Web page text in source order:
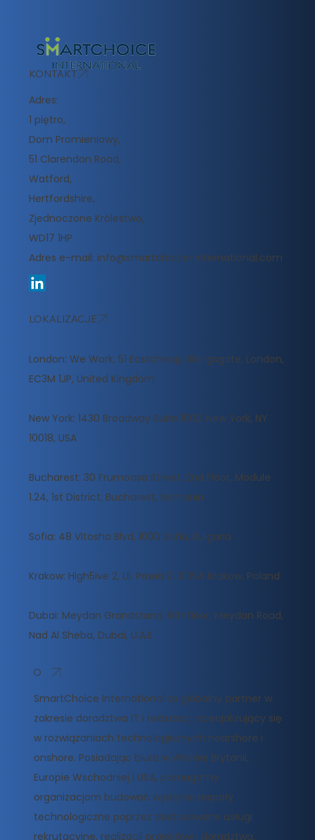
KONTAKT
Adres:
1 piętro,
Dom Promieniowy,
51 Clarendon Road,
Watford,
Hertfordshire,
Zjednoczone Królestwo,
WD17 1HP
Adres e-mail: info@smartchoice-international.com
LOKALIZACJE
London: We Work, 51 Eastcheap, Billingsgate, London,
EC3M 1JP, United Kingdom
New York: 1430 Broadway Suite 1503, New York, NY
10018, USA
Bucharest: 30 Frumoasa Street, 2nd Floor, Module
1.24, 1st District, Bucharest, Romania
Sofia: 48 Vitosha Blvd, 1000 Sofia, Bulgaria
Krakow: High5ive 2, Ul. Pawia 9, 31 154 Krakow, Poland
Dubai: Meydan Grandstand, 6th floor, Meydan Road,
Nad Al Sheba, Dubai, U.A.E
O
SmartChoice International to globalny partner w
zakresie doradztwa IT i rekrutacji, specjalizujący się
w rozwiązaniach technologicznych nearshore i
onshore. Posiadając biura w Wielkiej Brytanii,
Europie Wschodniej i USA, pomagamy
organizacjom budować wydajne zespoły
technologiczne poprzez dostosowane usługi
rekrutacyjne, realizacji projektów i doradztwa.